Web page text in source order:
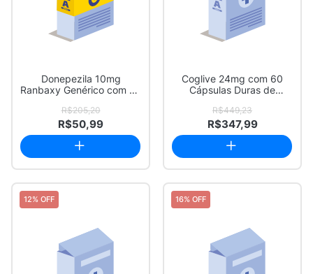
Donepezila 10mg
Ranbaxy Genérico com 30
R$205,20
R$50,99
Coglive 24mg com 60
Cápsulas Duras de
R$449,23
R$347,99
12% OFF 16% OFF